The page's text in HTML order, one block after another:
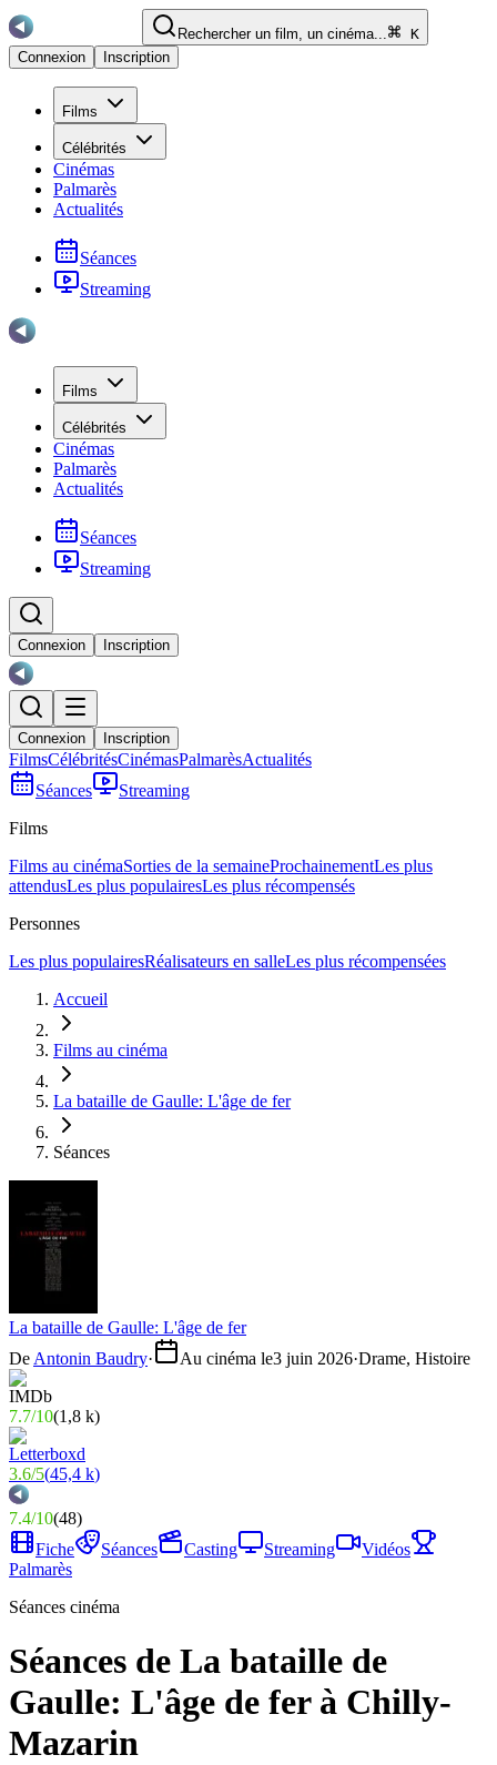
Rechercher un film, un cinéma...
K
Connexion
Inscription
Films
Célébrités
Cinémas
Palmarès
Actualités
Séances
Streaming
Films
Célébrités
Cinémas
Palmarès
Actualités
Séances
Streaming
Connexion Inscription
Connexion Inscription
FilmsCélébritésCinémasPalmarèsActualités
Séances
Streaming
Films
Films au cinémaSorties de la semaineProchainementLes plus
attendusLes plus populairesLes plus récompensés
Personnes
Les plus populairesRéalisateurs en salleLes plus récompensées
Accueil
Films au cinéma
La bataille de Gaulle: L'âge de fer
Séances
La bataille de Gaulle: L'âge de fer
De Antonin Baudry· Au cinéma le3 juin 2026·Drame, Histoire
7.7/10(1,8 k)
3.6/5(45,4 k)
7.4/10(48)
Fiche
Séances Casting Streaming
Vidéos
Palmarès
Séances cinéma
Séances de La bataille de
Gaulle: L'âge de fer à Chilly-
Mazarin